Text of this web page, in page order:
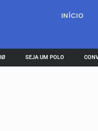
INÍCIO
SEJA UM POLO